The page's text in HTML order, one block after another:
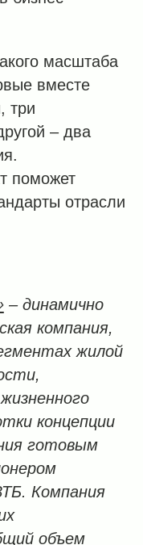
масштаба
вместе
три
– два
поможет
отрасли
– динамично
компания,
жилой
концепции
готовым
Компания
объем